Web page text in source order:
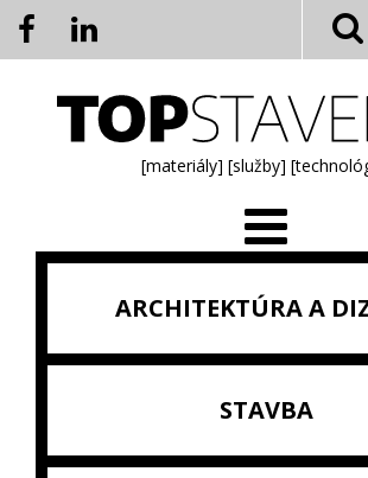
[materiály] [služby]
ARCHITEKTÚRA A
STAVBA